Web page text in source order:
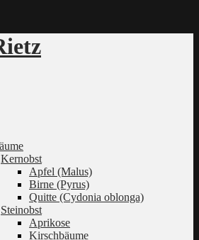
Kernobst
Apfel (Malus)
Birne (Pyrus)
Quitte (Cydonia oblonga)
Steinobst
Aprikose
Kirschbäume